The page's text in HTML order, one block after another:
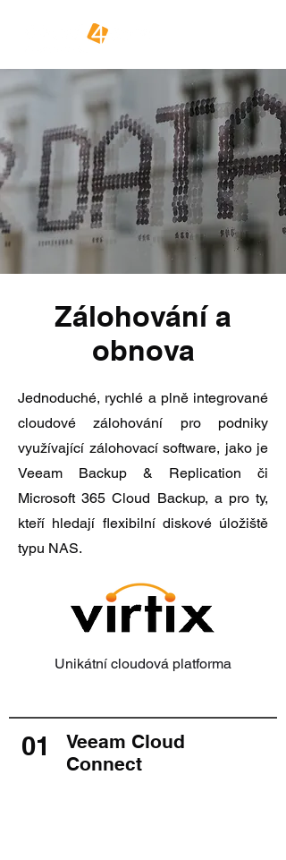
Zálohování a
obnova
Jednoduché, rychlé a plně integrované
cloudové zálohování pro podniky
využívající zálohovací software, jako je
Veeam Backup & Replication či
Microsoft 365 Cloud Backup, a pro ty,
kteří hledají flexibilní diskové úložiště
typu NAS.
Unikátní cloudová platforma
01
Veeam Cloud
Connect